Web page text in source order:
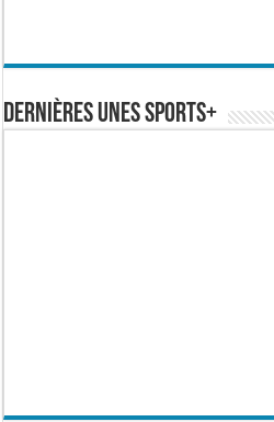
Dernières Unes Sports+